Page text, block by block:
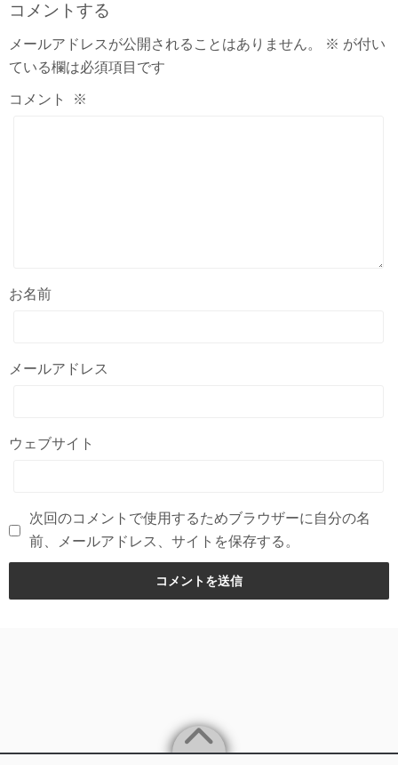
コメントする
メールアドレスが公開されることはありません。 ※ が付い
ている欄は必須項目です
コメント ※
お名前
メールアドレス
ウェブサイト
次回のコメントで使用するためブラウザーに自分の名
前、メールアドレス、サイトを保存する。